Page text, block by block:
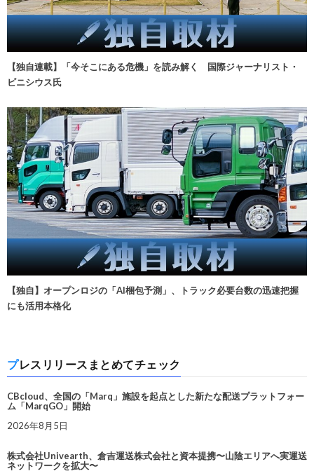
【独自連載】「今そこにある危機」を読み解く 国際ジャーナリスト・
ビニシウス氏
【独自】オープンロジの「AI梱包予測」、トラック必要台数の迅速把握
にも活用本格化
プレスリリースまとめてチェック
CBcloud、全国の「Marq」施設を起点とした新たな配送プラットフォー
ム「MarqGO」開始
2026年8月5日
株式会社Univearth、倉吉運送株式会社と資本提携〜山陰エリアへ実運送
ネットワークを拡大〜